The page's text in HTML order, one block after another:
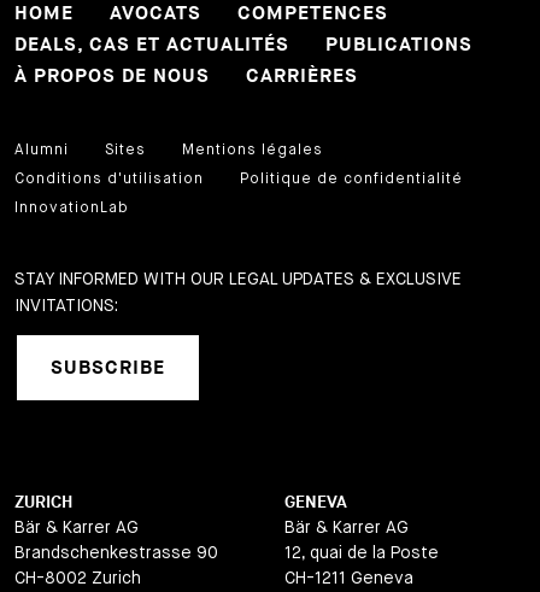
HOME AVOCATS
COMPETENCES
DEALS, CAS ET ACTUALITÉS
PUBLICATIONS
À PROPOS DE NOUS
CARRIÈRES
Alumni Sites
Mentions légales
Conditions d'utilisation
Politique de confidentialité
InnovationLab
STAY INFORMED WITH OUR LEGAL UPDATES & EXCLUSIVE
INVITATIONS:
SUBSCRIBE
ZURICH
Bär & Karrer AG
Brandschenkestrasse 90
CH-8002 Zurich
GENEVA
Bär & Karrer AG
12, quai de la Poste
CH-1211 Geneva